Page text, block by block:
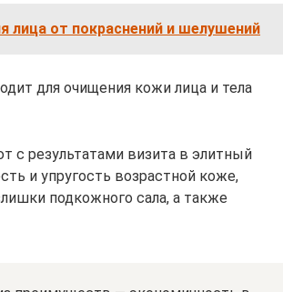
лица от покраснений и шелушений
для очищения кожи лица и тела
с результатами визита в элитный
и упругость возрастной коже,
подкожного сала, а также